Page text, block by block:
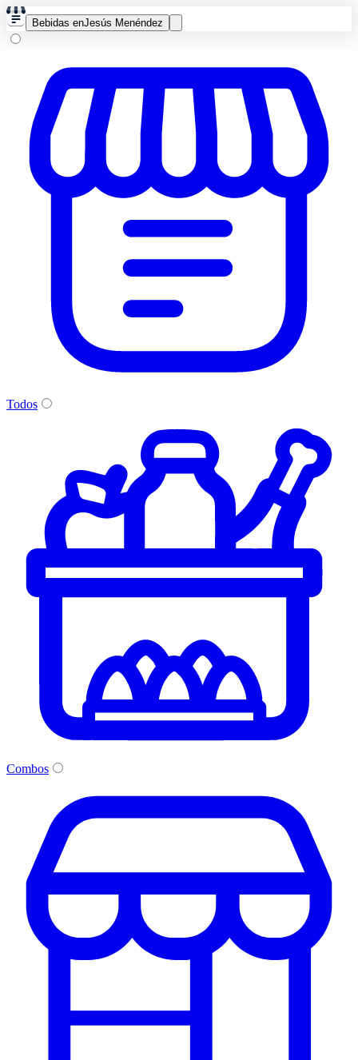
Bebidas enJesús Menéndez
Todos
Combos